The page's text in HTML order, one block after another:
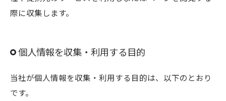
際に収集します。
個人情報を収集・利用する目的
当社が個人情報を収集・利用する目的は、以下のとおり
です。